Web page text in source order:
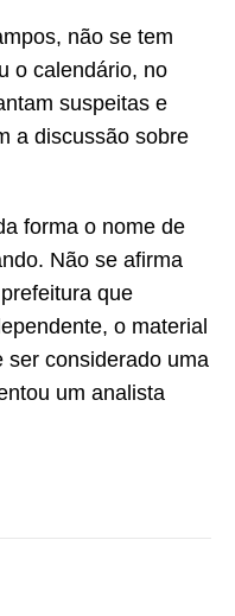
não se tem
o calendário, no
suspeitas e
a discussão sobre
forma o nome de
Não se afirma
que
o material
ser considerado uma
um analista